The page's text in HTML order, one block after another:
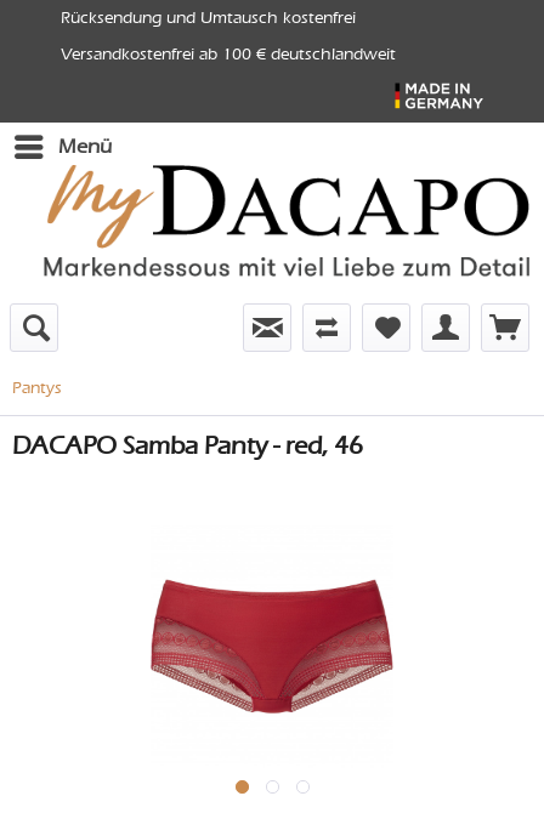
Rücksendung und Umtausch kostenfrei
Versandkostenfrei ab 100 € deutschlandweit
Menü
Pantys
DACAPO Samba Panty - red, 46